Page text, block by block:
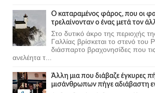
Ο καταραμένος φάρος, που οι
τρελαίνονταν ο ένας μετά τον
Στο δυτικό άκρο της περιοχής
Γαλλίας βρίσκεται το στενό του
διάσπαρτο βραχονησίδες που
ανελέητα τ...
Άλλη μια που διάβαζε έγκυρες
μισάνθρωπων πήγε αδιάβαστη